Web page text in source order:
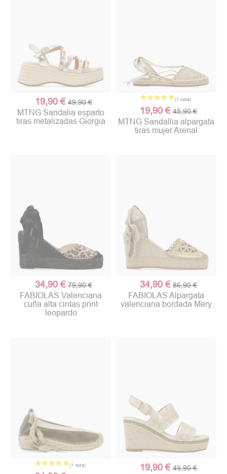
19,90 € 49,90 €
MTNG Sandalia esparto
tiras metalizadas Giorgia
19,90 € 45,90 €
MTNG Sandallia alpargata
tiras mujer Arenal
34,90 € 79,90 €
FABIOLAS Valenciana
cuña alta cintas print
leopardo
34,90 € 86,90 €
FABIOLAS Alpargata
valenciana bordada Mery
19,90 € 49,90 €